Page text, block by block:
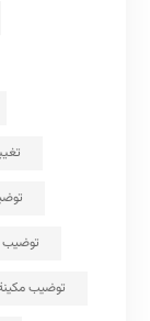
توضيب
توضيب